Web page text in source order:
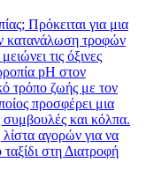
Πρόκειται για μια
κατανάλωση τροφών
τις όξινες
pH στον
τρόπο ζωής με τον
προσφέρει μια
και κόλπα.
αγορών για να
στη Διατροφή